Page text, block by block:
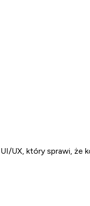
UX, który sprawi, że